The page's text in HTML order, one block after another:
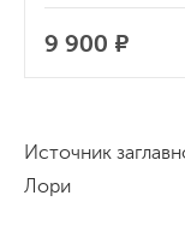
9 900 ₽
Источник
Лори